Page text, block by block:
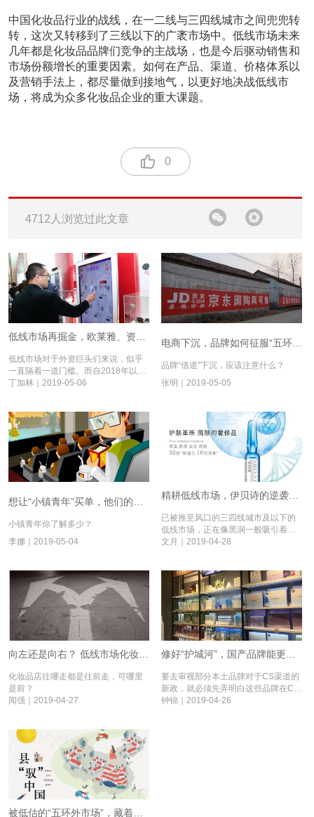
中国化妆品行业的战线，在一二线与三四线城市之间兜兜转
转，这次又转移到了三线以下的广袤市场中。低线市场未来
几年都是化妆品品牌们竞争的主战场，也是今后驱动销售和
市场份额增长的重要因素。如何在产品、渠道、价格体系以
及营销手法上，都尽量做到接地气，以更好地决战低线市
场，将成为众多化妆品企业的重大课题。
0
4712人浏览过此文章
低线市场对于外资巨头们来说，似乎
一直隔着一道门槛。而自2018年以
来，资生堂、欧莱雅等巨头们纷纷突
这一次外资巨头们准备了什么样的武
器？
丁加林｜2019-05-06
电商下沉，品牌如何征服“五环外的人群”？丨县“驭”中国⑥
品牌“借道”下沉，应该注意什么？
张明｜2019-05-05
小镇青年你了解多少？
李娜｜2019-05-04
精耕低线市场，伊贝诗的逆袭丨县“驭”中国④
已被推至风口的三四线城市及以下的
低线市场，正在像黑洞一般吸引着各
方经营者前来掘金。
文月｜2019-04-28
化妆品店往哪走都是往前走，可哪里
是前？
闻强｜2019-04-27
要去审视部分本土品牌对于CS渠道的
新政，就必须先弄明白这些品牌在CS
店遇到了什么问题。
钟锦｜2019-04-26